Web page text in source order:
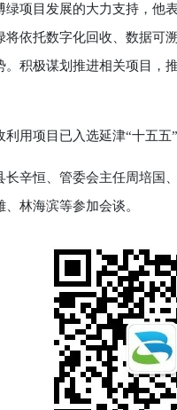
目发展的大力支持，他
依托数字化回收、数据可
积极谋划推进相关项目，
项目已入选延津“十五五
恒、管委会主任周培国
林海滨等参加会谈。